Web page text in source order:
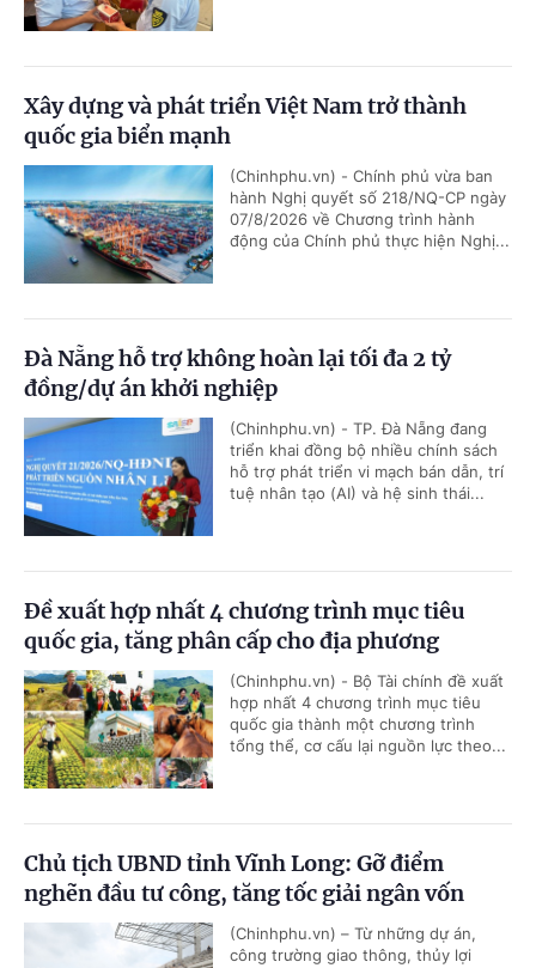
Xây dựng và phát triển Việt Nam trở thành
quốc gia biển mạnh
(Chinhphu.vn) - Chính phủ vừa ban
hành Nghị quyết số 218/NQ-CP ngày
07/8/2026 về Chương trình hành
động của Chính phủ thực hiện Nghị...
Đà Nẵng hỗ trợ không hoàn lại tối đa 2 tỷ
đồng/dự án khởi nghiệp
(Chinhphu.vn) - TP. Đà Nẵng đang
triển khai đồng bộ nhiều chính sách
hỗ trợ phát triển vi mạch bán dẫn, trí
tuệ nhân tạo (AI) và hệ sinh thái...
Đề xuất hợp nhất 4 chương trình mục tiêu
quốc gia, tăng phân cấp cho địa phương
(Chinhphu.vn) - Bộ Tài chính đề xuất
hợp nhất 4 chương trình mục tiêu
quốc gia thành một chương trình
tổng thể, cơ cấu lại nguồn lực theo...
Chủ tịch UBND tỉnh Vĩnh Long: Gỡ điểm
nghẽn đầu tư công, tăng tốc giải ngân vốn
(Chinhphu.vn) – Từ những dự án,
công trường giao thông, thủy lợi